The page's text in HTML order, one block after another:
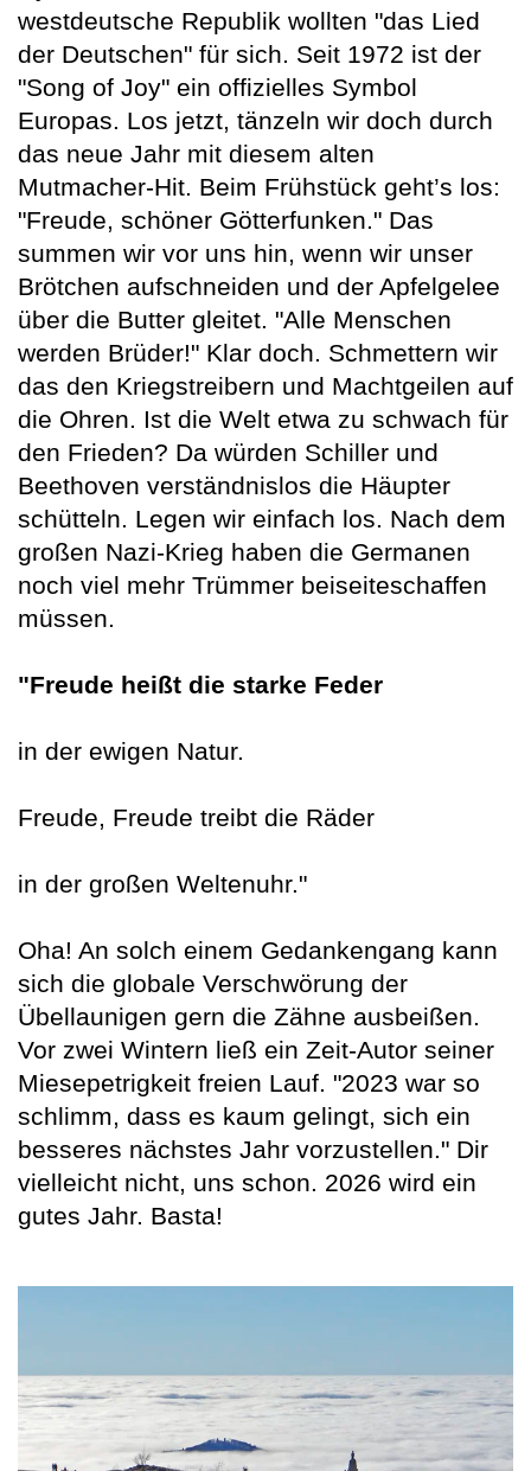
westdeutsche Republik wollten "das Lied
der Deutschen" für sich. Seit 1972 ist der
"Song of Joy" ein offizielles Symbol
Europas. Los jetzt, tänzeln wir doch durch
das neue Jahr mit diesem alten
Mutmacher-Hit. Beim Frühstück geht’s los:
"Freude, schöner Götterfunken." Das
summen wir vor uns hin, wenn wir unser
Brötchen aufschneiden und der Apfelgelee
über die Butter gleitet. "Alle Menschen
werden Brüder!" Klar doch. Schmettern wir
das den Kriegstreibern und Machtgeilen auf
die Ohren. Ist die Welt etwa zu schwach für
den Frieden? Da würden Schiller und
Beethoven verständnislos die Häupter
schütteln. Legen wir einfach los. Nach dem
großen Nazi-Krieg haben die Germanen
noch viel mehr Trümmer beiseiteschaffen
müssen.
"Freude heißt die starke Feder
in der ewigen Natur.
Freude, Freude treibt die Räder
in der großen Weltenuhr."
Oha! An solch einem Gedankengang kann
sich die globale Verschwörung der
Übellaunigen gern die Zähne ausbeißen.
Vor zwei Wintern ließ ein Zeit-Autor seiner
Miesepetrigkeit freien Lauf. "2023 war so
schlimm, dass es kaum gelingt, sich ein
besseres nächstes Jahr vorzustellen." Dir
vielleicht nicht, uns schon. 2026 wird ein
gutes Jahr. Basta!